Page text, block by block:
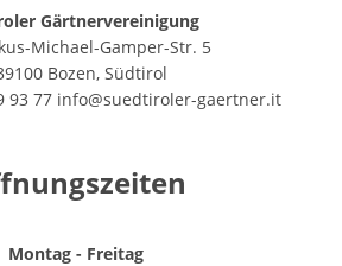
Gärtnervereinigung
Michael-Gamper-Str. 5
Bozen, Südtirol
93 77 info@suedtiroler-gaertner.it
Montag - Freitag